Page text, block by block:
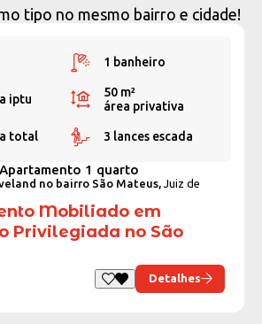
tipo no mesmo bairro e cidade!
1 banheiro
iptu
50 m²
área privativa
total 3 lances escada
1 quarto
no bairro São Mateus, Juiz de
Mobiliado em
Privilegiada no São
Detalhes